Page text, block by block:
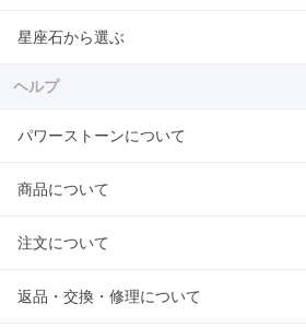
星座石から選ぶ
ヘルプ
パワーストーンについて
商品について
注文について
返品・交換・修理について